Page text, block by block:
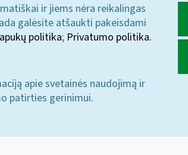
ir jiems nėra reikalingas
galėsite atšaukti pakeisdami
politika; Privatumo politika.
apie svetainės naudojimą ir
patirties gerinimui.